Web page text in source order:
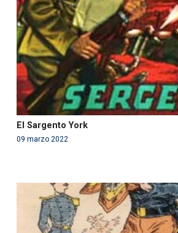
content/themes/fundcami/page-
on line99
El Sargento York
09 marzo 2022
Warning: Use of undefined constant
'php' (this will throw an Error in a
/var/www/acami.es/wp-